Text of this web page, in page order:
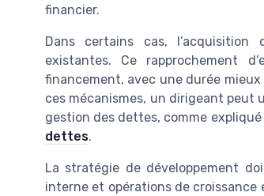
financier.
Dans certains cas, l’acquisition
existantes. Ce rapprochement
financement, avec une durée
ces mécanismes, un dirigeant peut
gestion des dettes, comme
dettes.
La stratégie de développement
interne et opérations de